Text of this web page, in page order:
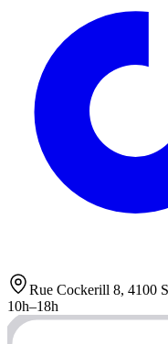
Rue Cockerill 8, 4100
10h–18h